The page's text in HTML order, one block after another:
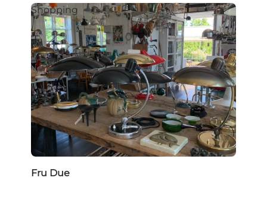
Shopping
Fru Due